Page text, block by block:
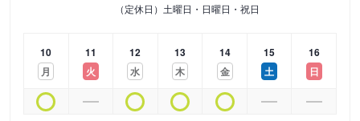
（定休日）土曜日・日曜日・祝日
10
月
11
火
12
水
13
木
14
金
15
土
16
日